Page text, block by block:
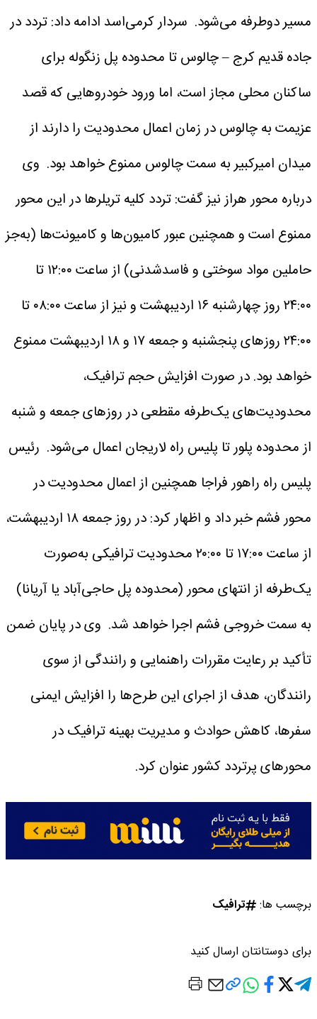
مسیر دوطرفه می‌شود. سردار کرمی‌اسد ادامه داد: تردد در
جاده قدیم کرج – چالوس تا محدوده پل زنگوله برای
ساکنان محلی مجاز است، اما ورود خودروهایی که قصد
عزیمت به چالوس در زمان اعمال محدودیت را دارند از
میدان امیرکبیر به سمت چالوس ممنوع خواهد بود. وی
درباره محور هراز نیز گفت: تردد کلیه تریلرها در این محور
ممنوع است و همچنین عبور کامیون‌ها و کامیونت‌ها (به‌جز
حاملین مواد سوختی و فاسدشدنی) از ساعت ۱۲:۰۰ تا
۲۴:۰۰ روز چهارشنبه ۱۶ اردیبهشت و نیز از ساعت ۰۸:۰۰ تا
۲۴:۰۰ روزهای پنجشنبه و جمعه ۱۷ و ۱۸ اردیبهشت ممنوع
خواهد بود. در صورت افزایش حجم ترافیک،
محدودیت‌های یک‌طرفه مقطعی در روزهای جمعه و شنبه
از محدوده پلور تا پلیس راه لاریجان اعمال می‌شود. رئیس
پلیس راه راهور فراجا همچنین از اعمال محدودیت در
محور فشم خبر داد و اظهار کرد: در روز جمعه ۱۸ اردیبهشت،
از ساعت ۱۷:۰۰ تا ۲۰:۰۰ محدودیت ترافیکی به‌صورت
یک‌طرفه از انتهای محور (محدوده پل حاجی‌آباد یا آریانا)
به سمت خروجی فشم اجرا خواهد شد. وی در پایان ضمن
تأکید بر رعایت مقررات راهنمایی و رانندگی از سوی
رانندگان، هدف از اجرای این طرح‌ها را افزایش ایمنی
سفرها، کاهش حوادث و مدیریت بهینه ترافیک در
محورهای پرتردد کشور عنوان کرد.
برچسب ها: ترافیک
برای دوستانتان ارسال کنید